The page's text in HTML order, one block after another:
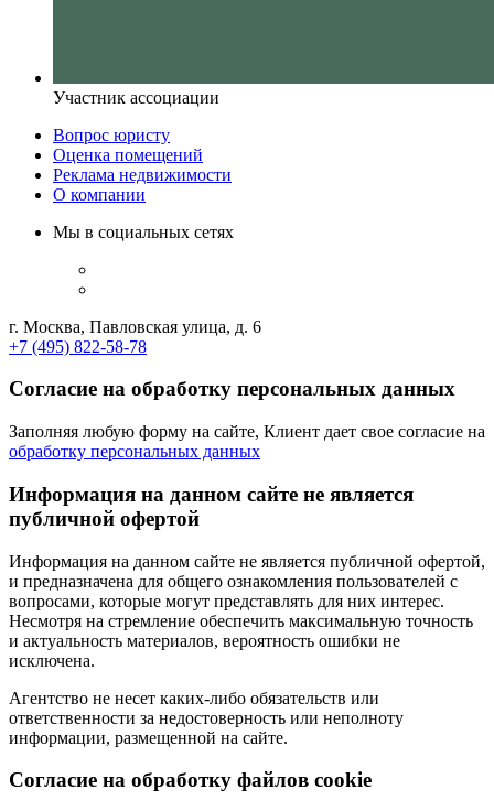
Участник ассоциации
Вопрос юристу
Оценка помещений
Реклама недвижимости
О компании
Мы в социальных сетях
г. Москва, Павловская улица, д. 6
+7 (495) 822-58-78
Согласие на обработку персональных данных
Заполняя любую форму на сайте, Клиент дает свое согласие на
обработку персональных данных
Информация на данном сайте не является
публичной офертой
Информация на данном сайте не является публичной офертой,
и предназначена для общего ознакомления пользователей с
вопросами, которые могут представлять для них интерес.
Несмотря на стремление обеспечить максимальную точность
и актуальность материалов, вероятность ошибки не
исключена.
Агентство не несет каких-либо обязательств или
ответственности за недостоверность или неполноту
информации, размещенной на сайте.
Cогласие на обработку файлов cookie